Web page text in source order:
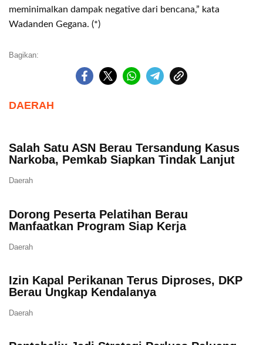
meminimalkan dampak negative dari bencana,” kata
Wadanden Gegana. (*)
Bagikan:
DAERAH
Salah Satu ASN Berau Tersandung Kasus
Narkoba, Pemkab Siapkan Tindak Lanjut
Daerah
Dorong Peserta Pelatihan Berau
Manfaatkan Program Siap Kerja
Daerah
Izin Kapal Perikanan Terus Diproses, DKP
Berau Ungkap Kendalanya
Daerah